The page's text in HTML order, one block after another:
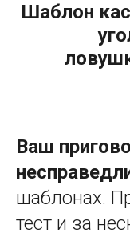
Шаблон
Ваш
шаблонах.
тест и за